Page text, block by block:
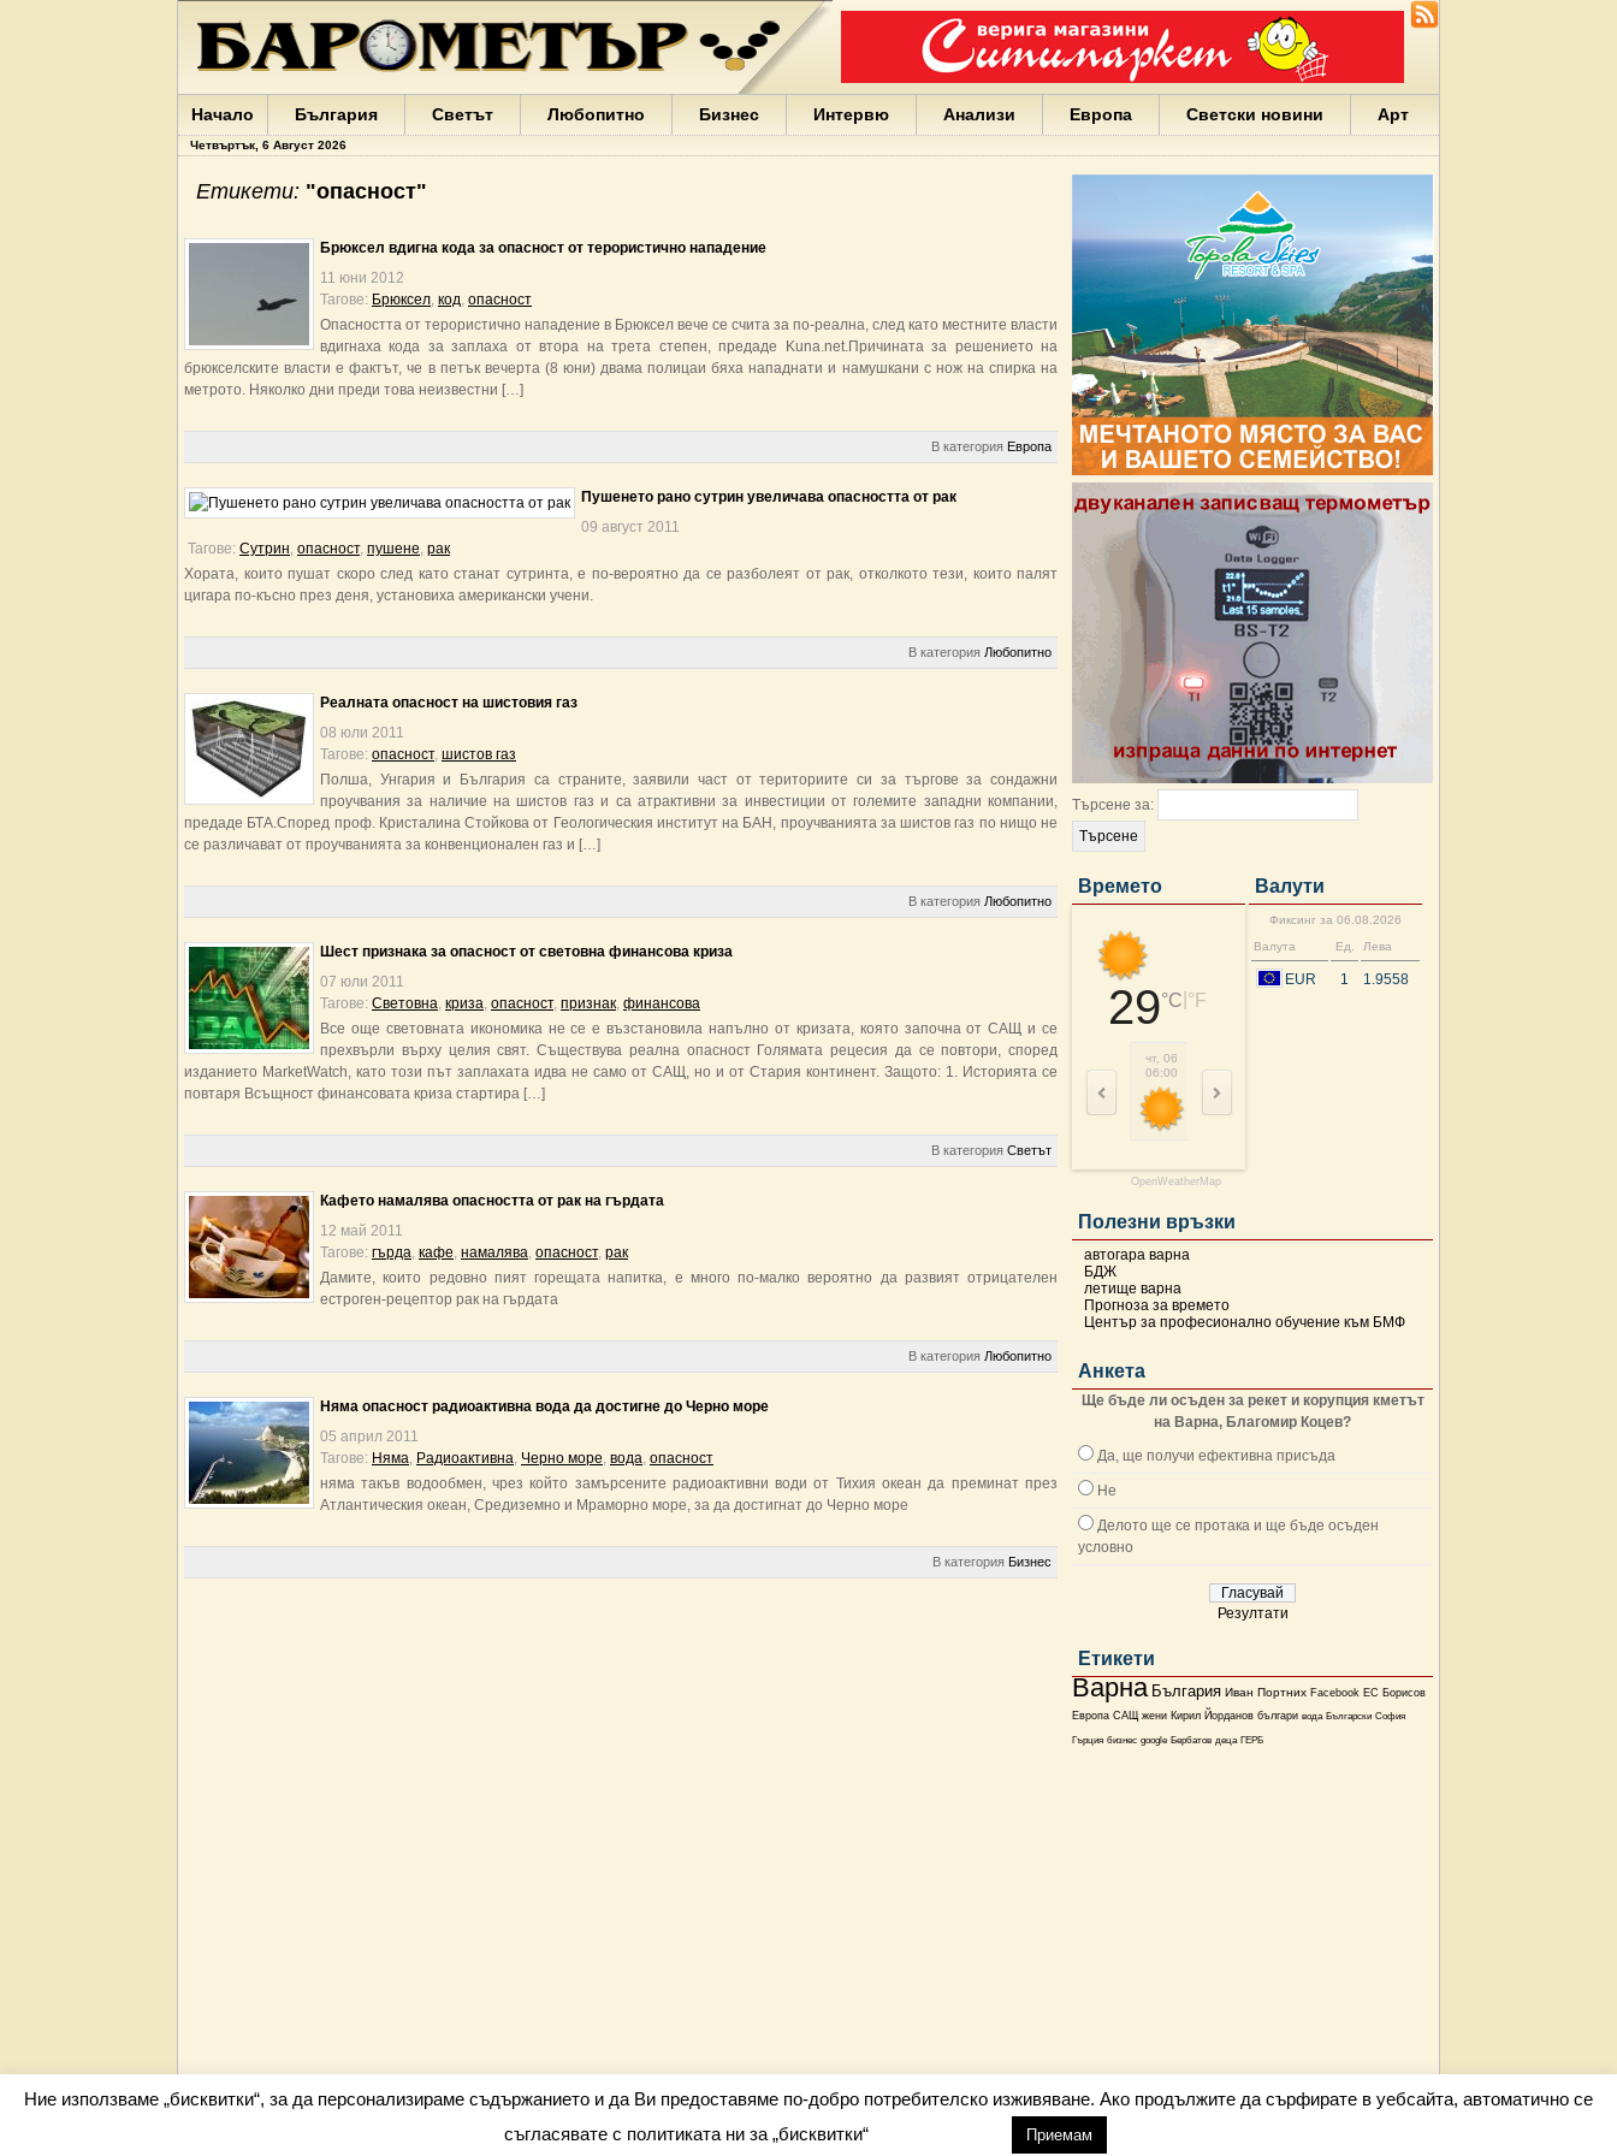
Варна
България
Портних
Facebook
ЕС
Борисов
Европа
Български
София
Гърция
бизнес
Бербатов
ГЕРБ
Начало България Светът Любопитно Бизнес Интервю Анализи Европа Светски новини Арт
Четвъртък, 6 Август 2026
Търсене за:
Времето
29°C °F
чт, 06
06:00
09:00
OpenWeatherMap
Валути
Фиксинг за 06.08.2026
Валута
Ед. Лева
EUR 1 1.9558
Полезни връзки
автогара варна
БДЖ
летище варна
Прогноза за времето
Център за професионално обучение към БМФ
Анкета
Ще бъде ли осъден за рекет и корупция кметът
на Варна, Благомир Коцев?
Да, ще получи ефективна присъда
Не
Делото ще се протака и ще бъде осъден
условно
Резултати
Етикети
Варна България Иван Портних Facebook ЕС Борисов
Европа САЩ жени Кирил Йорданов българи вода Български София
Гърция бизнес google Бербатов деца ГЕРБ
Етикети: "опасност"
Брюксел вдигна кода за опасност от терористично нападение
11 юни 2012
Тагове: Брюксел, код, опасност
Опасността от терористично нападение в Брюксел вече се счита за по-реална, след като местните власти
вдигнаха кода за заплаха от втора на трета степен, предаде Kuna.net.Причината за решението на
брюкселските власти е фактът, че в петък вечерта (8 юни) двама полицаи бяха нападнати и намушкани с нож на спирка на
метрото. Няколко дни преди това неизвестни […]
В категория Европа
Пушенето рано сутрин увеличава опасността от рак
09 август 2011
Тагове: Сутрин, опасност, пушене, рак
Хората, които пушат скоро след като станат сутринта, е по-вероятно да се разболеят от рак, отколкото тези, които палят
цигара по-късно през деня, установиха американски учени.
В категория Любопитно
Реалната опасност на шистовия газ
08 юли 2011
Тагове: опасност, шистов газ
Полша, Унгария и България са страните, заявили част от териториите си за търгове за сондажни
проучвания за наличие на шистов газ и са атрактивни за инвестиции от големите западни компании,
предаде БТА.Според проф. Кристалина Стойкова от Геологическия институт на БАН, проучванията за шистов газ по нищо не
се различават от проучванията за конвенционален газ и […]
В категория Любопитно
Шест признака за опасност от световна финансова криза
07 юли 2011
Тагове: Световна, криза, опасност, признак, финансова
Все още световната икономика не се е възстановила напълно от кризата, която започна от САЩ и се
прехвърли върху целия свят. Съществува реална опасност Голямата рецесия да се повтори, според
изданието MarketWatch, като този път заплахата идва не само от САЩ, но и от Стария континент. Защото: 1. Историята се
повтаря Всъщност финансовата криза стартира […]
В категория Светът
Кафето намалява опасността от рак на гърдата
12 май 2011
Тагове: гърда, кафе, намалява, опасност, рак
Дамите, които редовно пият горещата напитка, е много по-малко вероятно да развият отрицателен
естроген-рецептор рак на гърдата
В категория Любопитно
Няма опасност радиоактивна вода да достигне до Черно море
05 април 2011
Тагове: Няма, Радиоактивна, Черно море, вода, опасност
няма такъв водообмен, чрез който замърсените радиоактивни води от Тихия океан да преминат през
Атлантическия океан, Средиземно и Мраморно море, за да достигнат до Черно море
В категория Бизнес
Всички права запазени barometar.net © 2026 info@barometar.net
Ние използваме „бисквитки“, за да персонализираме съдържанието и да Ви предоставяме по-добро потребителско изживяване. Ако продължите да сърфирате в уебсайта, автоматично се
съгласявате с политиката ни за „бисквитки“
Приемам